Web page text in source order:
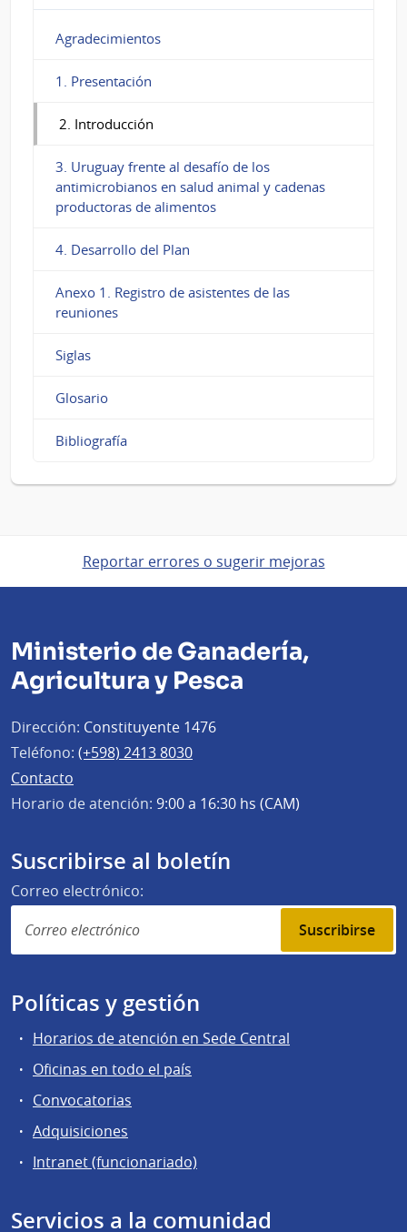
Agradecimientos
1. Presentación
2. Introducción
3. Uruguay frente al desafío de los
antimicrobianos en salud animal y cadenas
productoras de alimentos
4. Desarrollo del Plan
Anexo 1. Registro de asistentes de las
reuniones
Siglas
Glosario
Bibliografía
Reportar errores o sugerir mejoras
Ministerio de Ganadería,
Agricultura y Pesca
Dirección: Constituyente 1476
Teléfono: (+598) 2413 8030
Contacto
Horario de atención: 9:00 a 16:30 hs (CAM)
Suscribirse al boletín
Correo electrónico:
Suscribirse
Políticas y gestión
Horarios de atención en Sede Central
Oficinas en todo el país
Convocatorias
Adquisiciones
Intranet (funcionariado)
Servicios a la comunidad